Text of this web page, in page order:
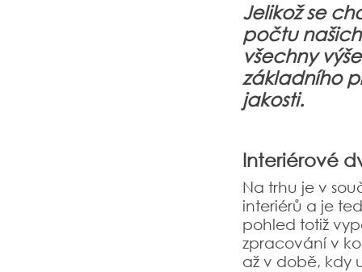
Jelikož se
počtu
všechny
základního
jakosti.
Interiérové
Na trhu je v
interiérů a je
pohled totiž
zpracování v
až v době, kdy